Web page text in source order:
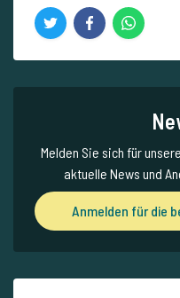
Melden Sie sich für
aktuelle News und
Anmelden für die